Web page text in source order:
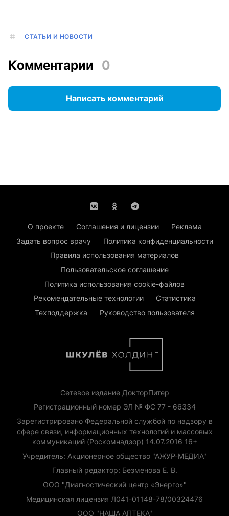
СТАТЬИ И НОВОСТИ
Комментарии 0
Написать комментарий
О проекте Соглашения и лицензии
Реклама
Задать вопрос врачу
Политика конфиденциальности
Правила использования материалов
Пользовательское соглашение
Политика использования cookie-файлов
Рекомендательные технологии
Статистика
Техподдержка
Руководство пользователя
Сетевое издание ДокторПитер
Регистрационный номер ЭЛ № ФС 77 - 66334
Зарегистрировано Федеральной службой по надзору в
сфере связи, информационных технологий и массовых
коммуникаций (Роскомнадзор) 14.07.2016 16+
Учредитель: Акционерное общество "АЖУР-МЕДИА"
Главный редактор: Безменова Е. В.
ООО "Диагностический центр «Энерго»"
Медицинская лицензия Л041-01148-78/00324476
ООО "НАША АПТЕКА"